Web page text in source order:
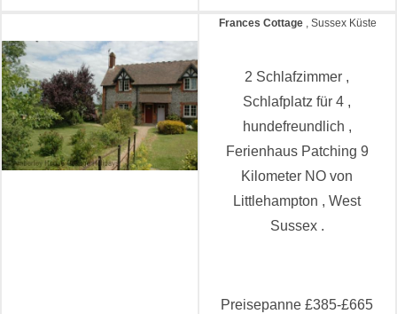
Frances Cottage, Sussex Küste
2 Schlafzimmer ,
Schlafplatz für 4 ,
hundefreundlich ,
Ferienhaus Patching 9
Kilometer NO von
Littlehampton , West
Sussex .
Preisepanne £385-£665